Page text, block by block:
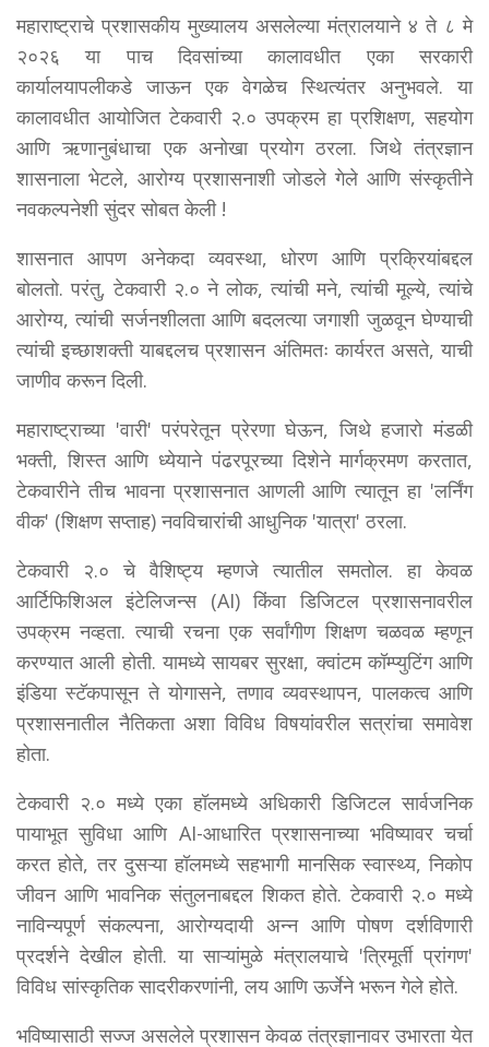
महाराष्ट्राचे प्रशासकीय मुख्यालय असलेल्या मंत्रालयाने ४ ते ८ मे
२०२६ या पाच दिवसांच्या कालावधीत एका सरकारी
कार्यालयापलीकडे जाऊन एक वेगळेच स्थित्यंतर अनुभवले. या
कालावधीत आयोजित टेकवारी २.० उपक्रम हा प्रशिक्षण, सहयोग
आणि ऋणानुबंधाचा एक अनोखा प्रयोग ठरला. जिथे तंत्रज्ञान
शासनाला भेटले, आरोग्य प्रशासनाशी जोडले गेले आणि संस्कृतीने
नवकल्पनेशी सुंदर सोबत केली !
शासनात आपण अनेकदा व्यवस्था, धोरण आणि प्रक्रियांबद्दल
बोलतो. परंतु, टेकवारी २.० ने लोक, त्यांची मने, त्यांची मूल्ये, त्यांचे
आरोग्य, त्यांची सर्जनशीलता आणि बदलत्या जगाशी जुळवून घेण्याची
त्यांची इच्छाशक्ती याबद्दलच प्रशासन अंतिमतः कार्यरत असते, याची
जाणीव करून दिली.
महाराष्ट्राच्या 'वारी' परंपरेतून प्रेरणा घेऊन, जिथे हजारो मंडळी
भक्ती, शिस्त आणि ध्येयाने पंढरपूरच्या दिशेने मार्गक्रमण करतात,
टेकवारीने तीच भावना प्रशासनात आणली आणि त्यातून हा 'लर्निंग
वीक' (शिक्षण सप्ताह) नवविचारांची आधुनिक 'यात्रा' ठरला.
टेकवारी २.० चे वैशिष्ट्य म्हणजे त्यातील समतोल. हा केवळ
आर्टिफिशिअल इंटेलिजन्स (AI) किंवा डिजिटल प्रशासनावरील
उपक्रम नव्हता. त्याची रचना एक सर्वांगीण शिक्षण चळवळ म्हणून
करण्यात आली होती. यामध्ये सायबर सुरक्षा, क्वांटम कॉम्प्युटिंग आणि
इंडिया स्टॅकपासून ते योगासने, तणाव व्यवस्थापन, पालकत्व आणि
प्रशासनातील नैतिकता अशा विविध विषयांवरील सत्रांचा समावेश
होता.
टेकवारी २.० मध्ये एका हॉलमध्ये अधिकारी डिजिटल सार्वजनिक
पायाभूत सुविधा आणि AI-आधारित प्रशासनाच्या भविष्यावर चर्चा
करत होते, तर दुसऱ्या हॉलमध्ये सहभागी मानसिक स्वास्थ्य, निकोप
जीवन आणि भावनिक संतुलनाबद्दल शिकत होते. टेकवारी २.० मध्ये
नाविन्यपूर्ण संकल्पना, आरोग्यदायी अन्न आणि पोषण दर्शविणारी
प्रदर्शने देखील होती. या साऱ्यांमुळे मंत्रालयाचे 'त्रिमूर्ती प्रांगण'
विविध सांस्कृतिक सादरीकरणांनी, लय आणि ऊर्जेने भरून गेले होते.
भविष्यासाठी सज्ज असलेले प्रशासन केवळ तंत्रज्ञानावर उभारता येत